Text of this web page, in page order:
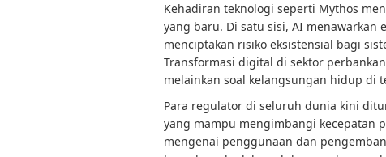
Kehadiran teknologi seperti Mythos
yang baru. Di satu sisi, AI menawarkan
menciptakan risiko eksistensial bagi
Transformasi digital di sektor
melainkan soal kelangsungan hidup di
Para regulator di seluruh dunia kini
yang mampu mengimbangi kecepatan
mengenai penggunaan dan